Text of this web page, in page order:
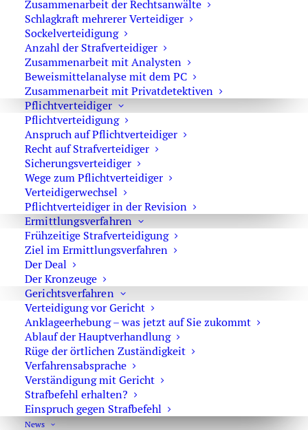
Zusammenarbeit der Rechtsanwälte
Schlagkraft mehrerer Verteidiger
Sockelverteidigung
Anzahl der Strafverteidiger
Zusammenarbeit mit Analysten
Beweismittelanalyse mit dem PC
Zusammenarbeit mit Privatdetektiven
Pflichtverteidiger
Pflichtverteidigung
Anspruch auf Pflichtverteidiger
Recht auf Strafverteidiger
Sicherungsverteidiger
Wege zum Pflichtverteidiger
Verteidigerwechsel
Pflichtverteidiger in der Revision
Ermittlungsverfahren
Frühzeitige Strafverteidigung
Ziel im Ermittlungsverfahren
Der Deal
Der Kronzeuge
Gerichtsverfahren
Verteidigung vor Gericht
Anklageerhebung – was jetzt auf Sie zukommt
Ablauf der Hauptverhandlung
Rüge der örtlichen Zuständigkeit
Verfahrensabsprache
Verständigung mit Gericht
Strafbefehl erhalten?
Einspruch gegen Strafbefehl
News
Rechtsanwalt Oliver Marson
Was ist die Organisierte Kriminalität?
2016 wurden in Deutschland563 Ermittlungsverfahren
gegen Organisierte-Kriminalitäts-Gruppierungen geführt.
Dabei wurden 8655Tatverdächtigemit Bezug zur
Organisierten Kriminalität (OK) aufgenommen. Dabei
wurden Schäden von ca. 1,01 Mrd. EUR festgestellt. 2024
gab es647 neue Ermittlungsverfahren
Schadensvolumen von ca. 1,6 Mrd. EUR. Die Organisierte
Kriminalität macht damit einen großen Teil der Delikte
aus, schwierig ist es jedoch überhaupt zu erfassen, was
das ist, und was dazu gehört.
Unter dem Stichwort der Organisierten Kriminalität hat
jeder eine Vorstellung. Doch gerade die genaue Definition
und Abgrenzung zu anderen Deliktserscheinungen ist
schwierig und fällt in der Praxis meist anders aus als in
der Theorie.
Die Arbeitsdefinition der Polizei beschreibt die
Organisierte Kriminalität als
„die von Gewinn- oder Machtstreben bestimmte planmäßige
Begehung von Straftaten, die einzeln oder in ihrer